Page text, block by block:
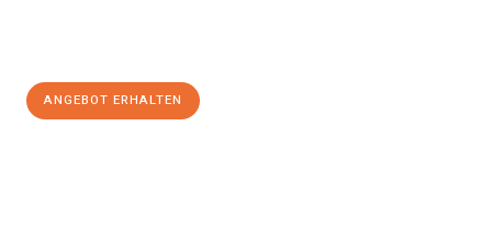
ANGEBOT ERHALTEN